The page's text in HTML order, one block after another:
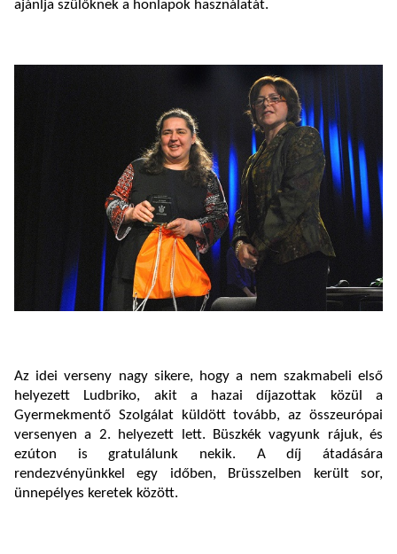
ajánlja szülőknek a honlapok használatát.
Az idei verseny nagy sikere, hogy a nem szakmabeli első
helyezett Ludbriko, akit a hazai díjazottak közül a
Gyermekmentő Szolgálat küldött tovább, az összeurópai
versenyen a 2. helyezett lett. Büszkék vagyunk rájuk, és
ezúton is gratulálunk nekik. A díj átadására
rendezvényünkkel egy időben, Brüsszelben került sor,
ünnepélyes keretek között.